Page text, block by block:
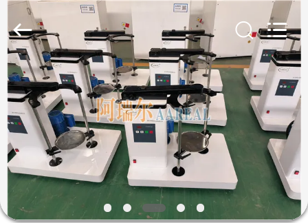
À
LA
MAISON
PRODUITS
À
2026
Xinxiang
Machine
Co.,Ltd.
Rights
Reserved.